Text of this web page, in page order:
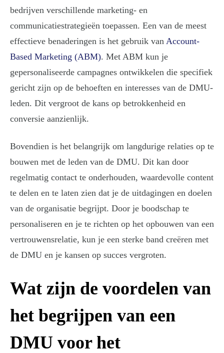
bedrijven verschillende marketing- en
communicatiestrategieën toepassen. Een van de meest
effectieve benaderingen is het gebruik van Account-
Based Marketing (ABM). Met ABM kun je
gepersonaliseerde campagnes ontwikkelen die specifiek
gericht zijn op de behoeften en interesses van de DMU-
leden. Dit vergroot de kans op betrokkenheid en
conversie aanzienlijk.
Bovendien is het belangrijk om langdurige relaties op te
bouwen met de leden van de DMU. Dit kan door
regelmatig contact te onderhouden, waardevolle content
te delen en te laten zien dat je de uitdagingen en doelen
van de organisatie begrijpt. Door je boodschap te
personaliseren en je te richten op het opbouwen van een
vertrouwensrelatie, kun je een sterke band creëren met
de DMU en je kansen op succes vergroten.
Wat zijn de voordelen van
het begrijpen van een
DMU voor het